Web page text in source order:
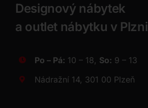
Designový nábytek
a outlet nábytku v Plzni
Po – Pá: 10 – 18, So: 9 – 13
Nádražní 14, 301 00 Plzeň